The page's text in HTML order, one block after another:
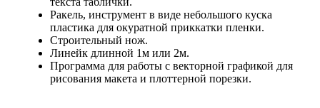
Ракель, инструмент в виде небольшого куска
пластика для окуратной приккатки пленки.
Строительный нож.
Линейк длинной 1м или 2м.
Программа для работы с векторной графикой для
рисования макета и плоттерной порезки.